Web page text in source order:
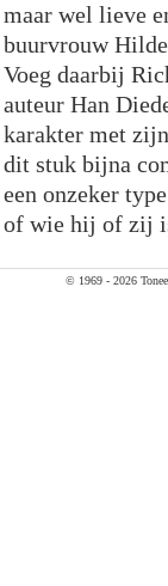
maar wel lieve
buurvrouw
Voeg daarbij
auteur Han
karakter met
dit stuk bijna
een onzeker
of wie hij of zij
© 1969 - 2026